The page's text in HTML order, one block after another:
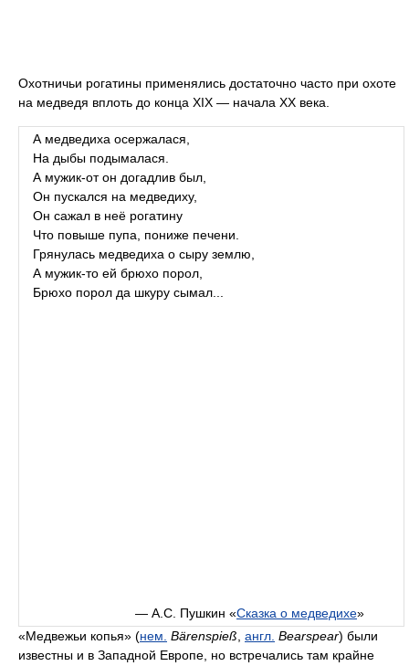
Охотничьи рогатины применялись достаточно часто при охоте
на медведя вплоть до конца XIX — начала XX века.
А медведиха осержалася,
На дыбы подымалася.
А мужик-от он догадлив был,
Он пускался на медведиху,
Он сажал в неё рогатину
Что повыше пупа, пониже печени.
Грянулась медведиха о сыру землю,
А мужик-то ей брюхо порол,
Брюхо порол да шкуру сымал...
— А.С. Пушкин «Сказка о медведихе»
«Медвежьи копья» (нем. Bärenspieß англ. Bearspear) были
известны и в Западной Европе, но встречались там крайне